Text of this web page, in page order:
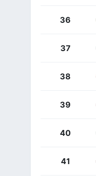
36
37
38
39
40
41